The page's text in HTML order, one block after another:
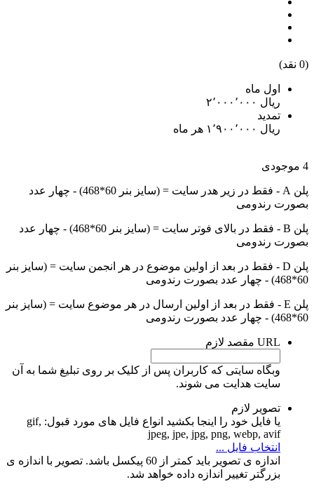
(0 نقد)
اول ماه
تمدید
4 موجودی
پلن A - فقط در زیر هدر سایت = (سایز بنر 60*468) - چهار عدد
بصورت رندومی
پلن B - فقط در بالای فوتر سایت = (سایز بنر 60*468) - چهار عدد
بصورت رندومی
پلن D - فقط در بعد از اولین موضوع در هر انجمن سایت = (سایز بنر
60*468) - چهار عدد بصورت رندومی
پلن E - فقط در بعد از اولین ارسال در هر موضوع سایت = (سایز بنر
60*468) - چهار عدد بصورت رندومی
URL مقصد لازم
وبگاه سایتی که کاربران پس از کلیک بر روی تبلیغ شما به آن
سایت هدایت می شوند.
تصویر لازم
یا فایل خود را اینجا بکشید
انواع فایل های مورد قبول: gif,
jpeg, jpe, jpg, png, webp, avif
انتخاب فایل ...
اندازه ی تصویر باید کمتر از 60 پیکسل باشد. تصویر با اندازه ی
بزرگتر تغییر اندازه داده خواهد شد.